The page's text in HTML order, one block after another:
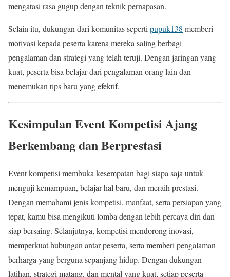
mengatasi rasa gugup dengan teknik pernapasan.
Selain itu, dukungan dari komunitas sepertipupuk138 memberi
motivasi kepada peserta karena mereka saling berbagi
pengalaman dan strategi yang telah teruji. Dengan jaringan yang
kuat, peserta bisa belajar dari pengalaman orang lain dan
menemukan tips baru yang efektif.
Kesimpulan Event Kompetisi Ajang
Berkembang dan Berprestasi
Event kompetisi membuka kesempatan bagi siapa saja untuk
menguji kemampuan, belajar hal baru, dan meraih prestasi.
Dengan memahami jenis kompetisi, manfaat, serta persiapan yang
tepat, kamu bisa mengikuti lomba dengan lebih percaya diri dan
siap bersaing. Selanjutnya, kompetisi mendorong inovasi,
memperkuat hubungan antar peserta, serta memberi pengalaman
berharga yang berguna sepanjang hidup. Dengan dukungan
latihan, strategi matang, dan mental yang kuat, setiap peserta